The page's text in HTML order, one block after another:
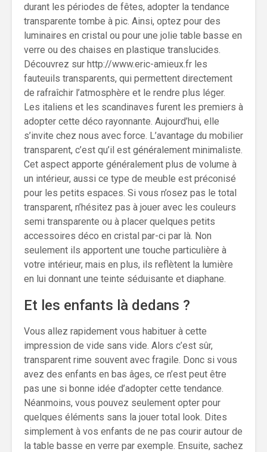
durant les périodes de fêtes, adopter la tendance
transparente tombe à pic. Ainsi, optez pour des
luminaires en cristal ou pour une jolie table basse en
verre ou des chaises en plastique translucides.
Découvrez sur http://www.eric-amieux.fr les
fauteuils transparents, qui permettent directement
de rafraîchir l’atmosphère et le rendre plus léger.
Les italiens et les scandinaves furent les premiers à
adopter cette déco rayonnante. Aujourd’hui, elle
s’invite chez nous avec force. L’avantage du mobilier
transparent, c’est qu’il est généralement minimaliste.
Cet aspect apporte généralement plus de volume à
un intérieur, aussi ce type de meuble est préconisé
pour les petits espaces. Si vous n’osez pas le total
transparent, n’hésitez pas à jouer avec les couleurs
semi transparente ou à placer quelques petits
accessoires déco en cristal par-ci par là. Non
seulement ils apportent une touche particulière à
votre intérieur, mais en plus, ils reflètent la lumière
en lui donnant une teinte séduisante et diaphane.
Et les enfants là dedans ?
Vous allez rapidement vous habituer à cette
impression de vide sans vide. Alors c’est sûr,
transparent rime souvent avec fragile. Donc si vous
avez des enfants en bas âges, ce n’est peut être
pas une si bonne idée d’adopter cette tendance.
Néanmoins, vous pouvez seulement opter pour
quelques éléments sans la jouer total look. Dites
simplement à vos enfants de ne pas courir autour de
la table basse en verre par exemple. Ensuite, sachez